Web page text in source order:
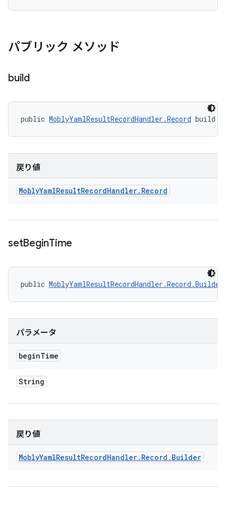
パブリック メソッド
build
public MoblyYamlResultRecordHandler.Record build
戻り値
MoblyYamlResultRecordHandler. Record
setBeginTime
public MoblyYamlResultRecordHandler.Record.Builder
パラメータ
beginTime
String
戻り値
MoblyYamlResultRecordHandler. Record . Builder